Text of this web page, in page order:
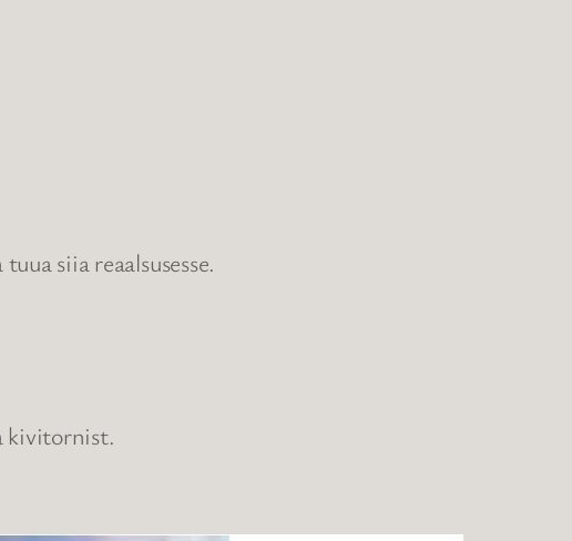
siia reaalsusesse.
kivitornist.